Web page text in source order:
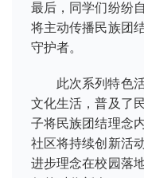
最后，同学们纷纷
将主动传播民族团
守护者。
此次系列特色
文化生活，普及了
子将民族团结理念
社区将持续创新活
进步理念在校园落